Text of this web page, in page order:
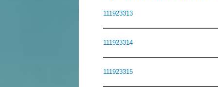
111923313
111923314
111923315